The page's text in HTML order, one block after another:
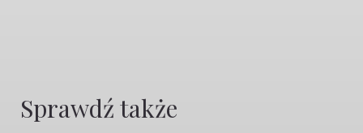
Sprawdź także